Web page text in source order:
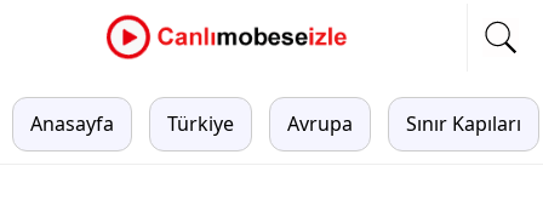
Anasayfa Türkiye Avrupa Sınır Kapıları